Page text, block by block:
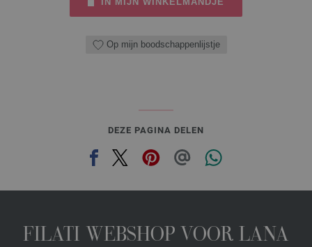
Op mijn boodschappenlijstje
DEZE PAGINA DELEN
FILATI WEBSHOP VOOR LANA